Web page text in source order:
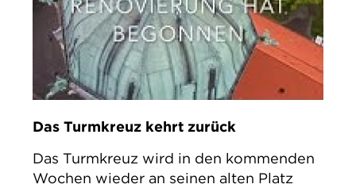
Das Turmkreuz kehrt zurück
Das Turmkreuz wird in den kommenden
Wochen wieder an seinen alten Platz